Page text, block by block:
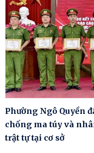
Phường Ngô Quyền
chống ma túy và
trật tự tại cơ sở